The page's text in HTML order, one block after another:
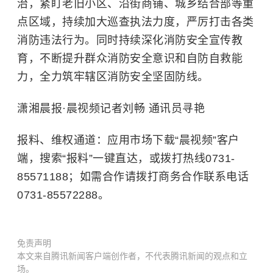
治，紧盯老旧小区、沿街商铺、城乡结合部等重
点区域，持续加大巡查执法力度，严厉打击各类
消防违法行为。同时持续深化消防安全宣传教
育，不断提升群众消防安全意识和自防自救能
力，全力筑牢辖区消防安全坚固防线。
潇湘晨报·晨视频记者刘畅 通讯员寻艳
报料、维权通道：应用市场下载“晨视频”客户
端，搜索“报料”一键直达，或拨打热线0731-
85571188；如需合作请拨打商务合作联系电话
0731-85572288。
免责声明
本文来自腾讯新闻客户端创作者，不代表腾讯新闻的观点和立
场。